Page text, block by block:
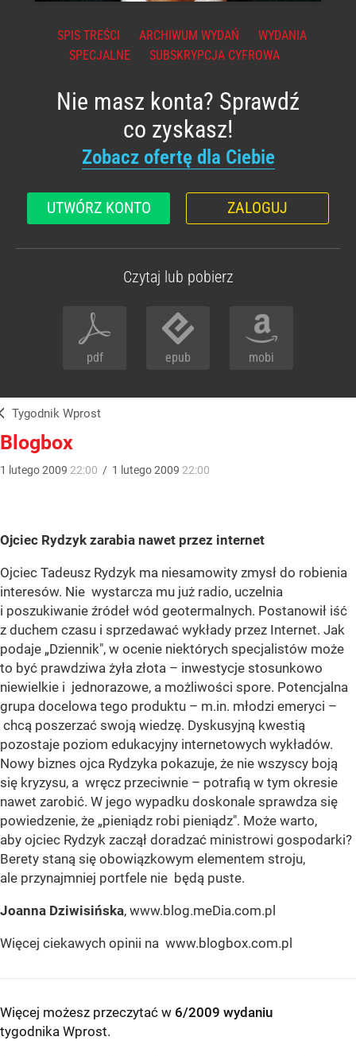
SPIS TREŚCI ARCHIWUM WYDAŃ
WYDANIA
SPECJALNE
SUBSKRYPCJA CYFROWA
Nie masz konta? Sprawdź
co zyskasz!
Zobacz ofertę dla Ciebie
UTWÓRZ KONTO ZALOGUJ
Czytaj lub pobierz
pdf epub mobi
Tygodnik Wprost
Blogbox
1 lutego2009 22:00 / 1 lutego2009 22:00
Ojciec Rydzyk zarabia nawet przez internet
Ojciec Tadeusz Rydzyk ma niesamowity zmysł do robienia
interesów. Nie wystarcza mu już radio, uczelnia
i poszukiwanie źródeł wód geotermalnych. Postanowił iść
z duchem czasu i sprzedawać wykłady przez Internet. Jak
podaje „Dziennik", w ocenie niektórych specjalistów może
to być prawdziwa żyła złota – inwestycje stosunkowo
niewielkie i jednorazowe, a możliwości spore. Potencjalna
grupa docelowa tego produktu – m.in. młodzi emeryci –
chcą poszerzać swoją wiedzę. Dyskusyjną kwestią
pozostaje poziom edukacyjny internetowych wykładów.
Nowy biznes ojca Rydzyka pokazuje, że nie wszyscy boją
się kryzysu, a wręcz przeciwnie – potrafią w tym okresie
nawet zarobić. W jego wypadku doskonale sprawdza się
powiedzenie, że „pieniądz robi pieniądz". Może warto,
aby ojciec Rydzyk zaczął doradzać ministrowi gospodarki?
Berety staną się obowiązkowym elementem stroju,
ale przynajmniej portfele nie będą puste.
Joanna Dziwisińska, www.blog.meDia.com.pl
Więcej ciekawych opinii na www.blogbox.com.pl
Więcej możesz przeczytać w 6/2009 wydaniu
tygodnika Wprost.